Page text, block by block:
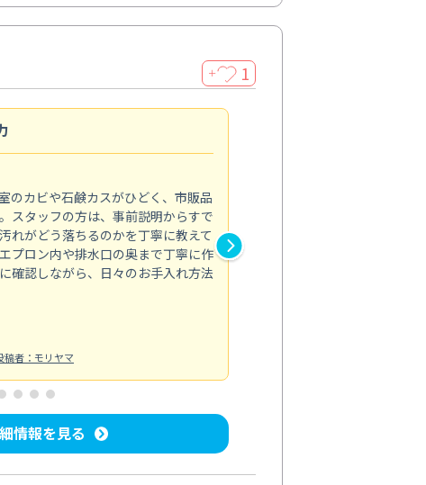
＋ 1
のカビや石鹸カスがひどく、市販品
スタッフの方は、事前説明からすで
れがどう落ちるのかを丁寧に教えて
プロン内や排水口の奥まで丁寧に作
確認しながら、日々のお手入れ方法
稿者：モリヤマ
情報を見る